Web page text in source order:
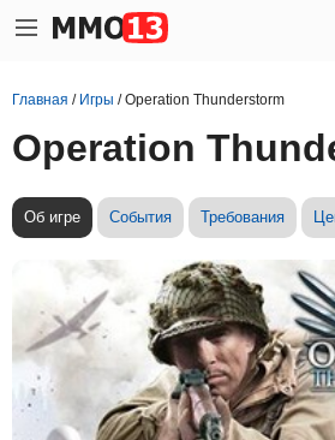
Главная / Игры /Operation Thunderstorm
Operation
Об игре События Требования